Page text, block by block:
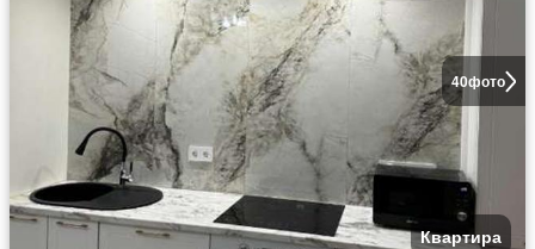
40фото
Квартира